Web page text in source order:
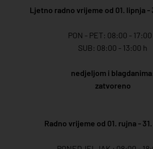
Ljetno radno vrijeme od 01. lipnja -
PON - PET: 08:00 - 17:00
SUB: 08:00 - 13:00 h
nedjeljom i
zatvoreno
Radno vrijeme od 01. rujna -